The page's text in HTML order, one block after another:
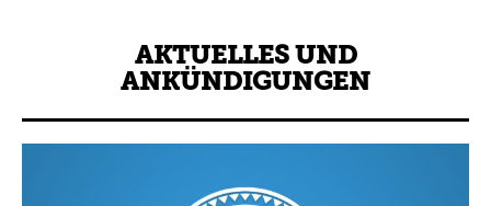
AKTUELLES UND
ANKÜNDIGUNGEN